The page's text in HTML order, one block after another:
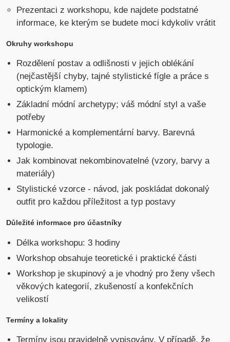
Prezentaci z workshopu, kde najdete podstatné
informace, ke kterým se budete moci kdykoliv vrátit
Okruhy workshopu
Rozdělení postav a odlišnosti v jejich oblékání
(nejčastější chyby, tajné stylistické fígle a práce s
optickým klamem)
Základní módní archetypy; váš módní styl a vaše
potřeby
Harmonické a komplementární barvy. Barevná
typologie.
Jak kombinovat nekombinovatelné (vzory, barvy a
materiály)
Stylistické vzorce - návod, jak poskládat dokonalý
outfit pro každou příležitost a typ postavy
Důležité informace pro účastníky
Délka workshopu: 3 hodiny
Workshop obsahuje teoretické i praktické části
Workshop je skupinový a je vhodný pro ženy všech
věkových kategorií, zkušeností a konfekčních
velikostí
Termíny a lokality
Termíny jsou pravidelně vypisovány. V případě, že